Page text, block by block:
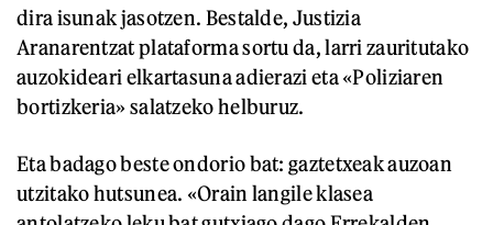
dira isunak jasotzen. Bestalde, Justizia
Aranarentzat plataforma sortu da, larri zauritutako
auzokideari elkartasuna adierazi eta «Poliziaren
bortizkeria» salatzeko helburuz.
Eta badago beste ondorio bat: gaztetxeak auzoan
utzitako hutsunea. «Orain langile klasea